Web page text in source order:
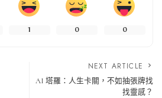
1 0 0
NEXT ARTICLE
AI 塔羅：人生卡關，不如抽張牌找
找靈感？